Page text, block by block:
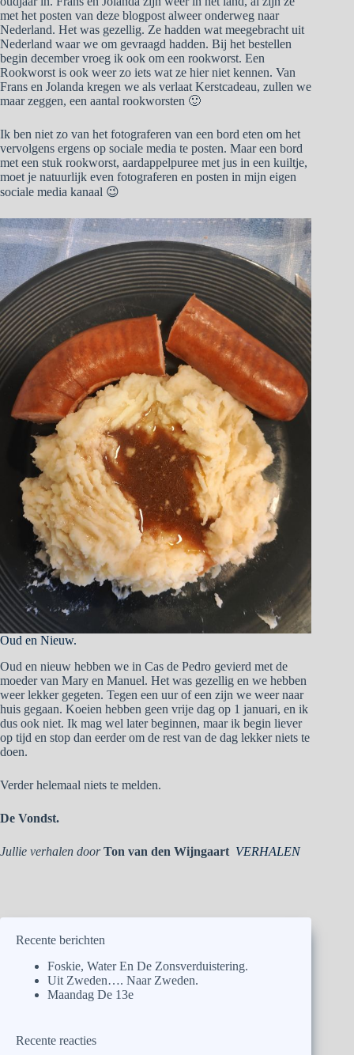
met het posten van deze blogpost alweer onderweg naar
Nederland. Het was gezellig. Ze hadden wat meegebracht uit
Nederland waar we om gevraagd hadden. Bij het bestellen
begin december vroeg ik ook om een rookworst. Een
Rookworst is ook weer zo iets wat ze hier niet kennen. Van
Frans en Jolanda kregen we als verlaat Kerstcadeau, zullen we
maar zeggen, een aantal rookworsten 🙂
Ik ben niet zo van het fotograferen van een bord eten om het
vervolgens ergens op sociale media te posten. Maar een bord
met een stuk rookworst, aardappelpuree met jus in een kuiltje,
moet je natuurlijk even fotograferen en posten in mijn eigen
sociale media kanaal 😉
Oud en Nieuw.
Oud en nieuw hebben we in Cas de Pedro gevierd met de
moeder van Mary en Manuel. Het was gezellig en we hebben
weer lekker gegeten. Tegen een uur of een zijn we weer naar
huis gegaan. Koeien hebben geen vrije dag op 1 januari, en ik
dus ook niet. Ik mag wel later beginnen, maar ik begin liever
op tijd en stop dan eerder om de rest van de dag lekker niets te
doen.
Verder helemaal niets te melden.
De Vondst.
Jullie verhalen doorTon van den Wijngaart VERHALEN
Recente berichten
Foskie, Water En De Zonsverduistering.
Uit Zweden…. Naar Zweden.
Maandag De 13e
Recente reacties